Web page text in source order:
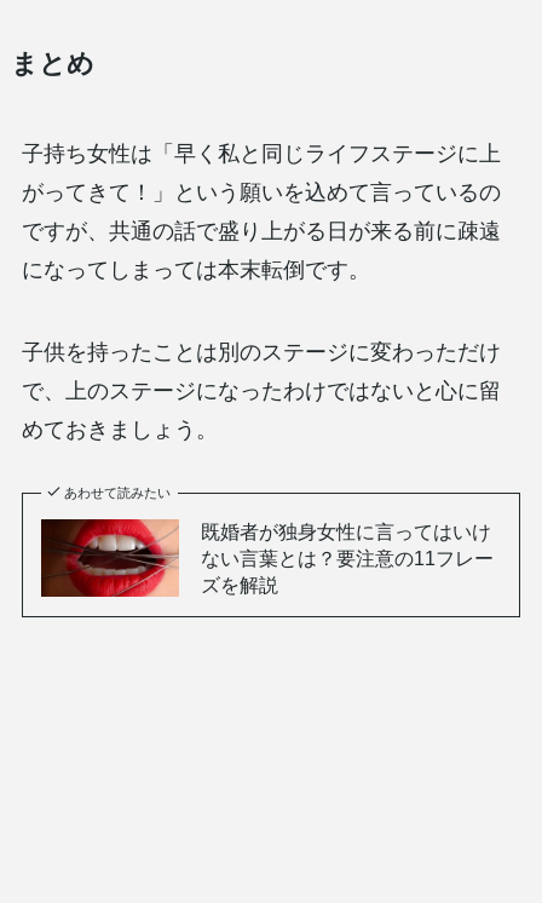
まとめ
子持ち女性は「早く私と同じライフステージに上
がってきて！」という願いを込めて言っているの
ですが、共通の話で盛り上がる日が来る前に疎遠
になってしまっては本末転倒です。
子供を持ったことは別のステージに変わっただけ
で、上のステージになったわけではないと心に留
めておきましょう。
あわせて読みたい
既婚者が独身女性に言ってはいけ
ない言葉とは？要注意の11フレー
ズを解説